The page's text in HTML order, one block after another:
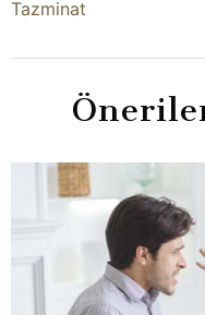
Tazminat